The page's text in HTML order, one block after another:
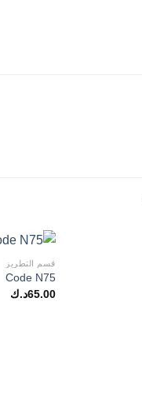
قسم التطريز
Code N75
65.00د.ك